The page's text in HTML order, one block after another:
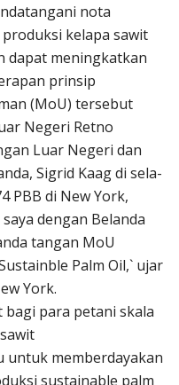
nota
kelapa sawit
dapat meningkatkan
prinsip
(MoU) tersebut
Negeri Retno
Luar Negeri dan
Sigrid Kaag di sela-
PBB di New York,
dengan Belanda
tangan MoU
Palm Oil,` ujar
York.
para petani skala
untuk memberdayakan
sustainable palm